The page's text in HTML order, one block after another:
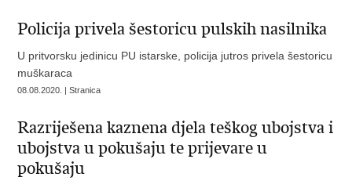
Policija privela šestoricu pulskih nasilnika
U pritvorsku jedinicu PU istarske, policija jutros privela šestoricu
muškaraca
08.08.2020. | Stranica
Razriješena kaznena djela teškog ubojstva i
ubojstva u pokušaju te prijevare u
pokušaju